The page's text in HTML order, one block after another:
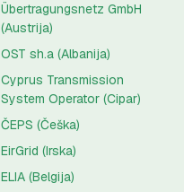
Übertragungsnetz GmbH
(Austrija)
OST sh.a (Albanija)
Cyprus Transmission
System Operator (Cipar)
ČEPS (Češka)
EirGrid (Irska)
ELIA (Belgija)